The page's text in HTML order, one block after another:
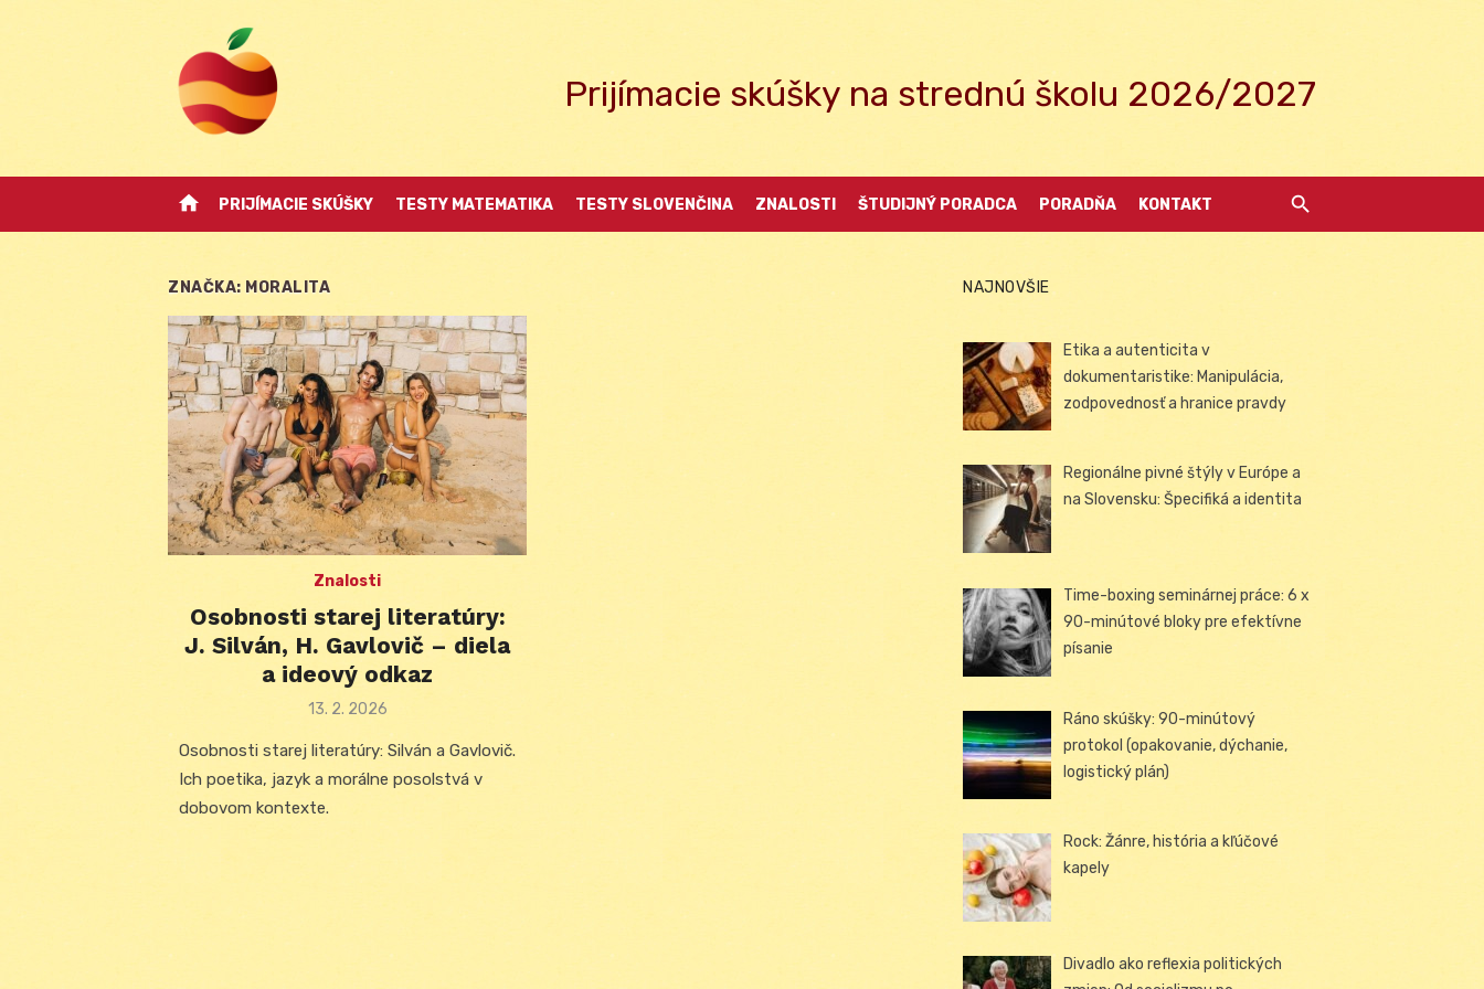
Prijímacie skúšky na strednú školu 2026/2027
home PRIJÍMACIE SKÚŠKY TESTY MATEMATIKA TESTY SLOVENČINA ZNALOSTI ŠTUDIJNÝ PORADCA PORADŇA KONTAKT
ZNAČKA: MORALITA
Znalosti
Osobnosti starej literatúry:
J. Silván, H. Gavlovič – diela
a ideový odkaz
Posted
13. 2. 2026
Osobnosti starej literatúry: Silván a Gavlovič.
Ich poetika, jazyk a morálne posolstvá v
dobovom kontexte.
NAJNOVŠIE
Etika a autenticita v
dokumentaristike: Manipulácia,
zodpovednosť a hranice pravdy
Regionálne pivné štýly v Európe a
na Slovensku: Špecifiká a identita
Time-boxing seminárnej práce: 6 x
90-minútové bloky pre efektívne
písanie
Ráno skúšky: 90-minútový
protokol (opakovanie, dýchanie,
logistický plán)
Rock: Žánre, história a kľúčové
kapely
Divadlo ako reflexia politických